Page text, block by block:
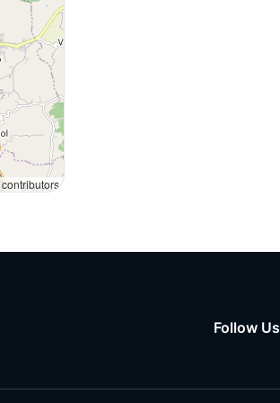
contributors
Follow Us